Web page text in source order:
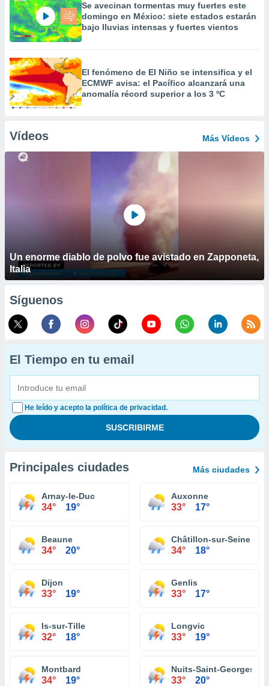
Se avecinan tormentas muy fuertes este
domingo en México: siete estados estarán
bajo lluvias intensas y fuertes vientos
El fenómeno de El Niño se intensifica y el
ECMWF avisa: el Pacífico alcanzará una
anomalía récord superior a los 3 ºC
Vídeos Más Vídeos
Un enorme diablo de polvo fue avistado en Zapponeta,
Italia
Síguenos
El Tiempo en tu email
He leído y acepto la política de privacidad.
Principales ciudades Más ciudades
Arnay-le-Duc
34° 19°
Auxonne
33° 17°
Beaune
34° 20°
Châtillon-sur-Seine
34° 18°
Dijon
33° 19°
Genlis
33° 17°
Is-sur-Tille
32° 18°
Longvic
33° 19°
Montbard
34° 19°
Nuits-Saint-Georges
33° 20°